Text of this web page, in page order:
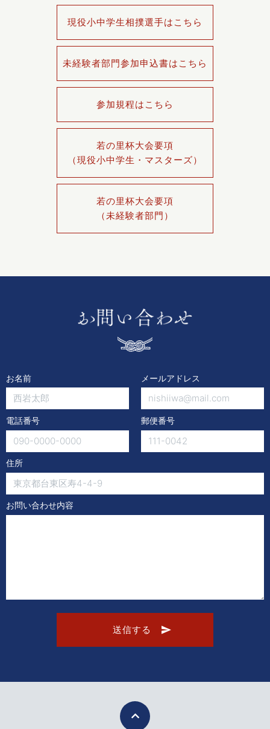
現役小中学生相撲選手はこちら
未経験者部門参加申込書はこちら
参加規程はこちら
若の里杯大会要項
（現役小中学生・マスターズ）
若の里杯大会要項
（未経験者部門）
お名前 メールアドレス
電話番号 郵便番号
住所
お問い合わせ内容